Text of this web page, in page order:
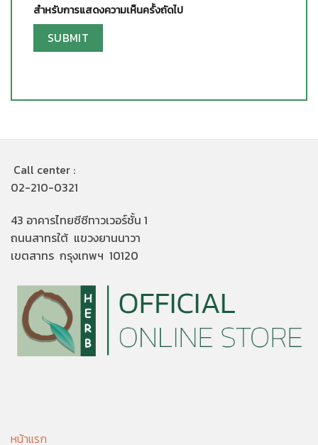
สำหรับการแสดงความเห็นครั้งถัดไป
Call center :
02-210-0321
43 อาคารไทยซีซีทาวเวอร์ชั้น 1
ถนนสาทรใต้ แขวงยานนาวา
เขตสาทร กรุงเทพฯ 10120
หน้าแรก